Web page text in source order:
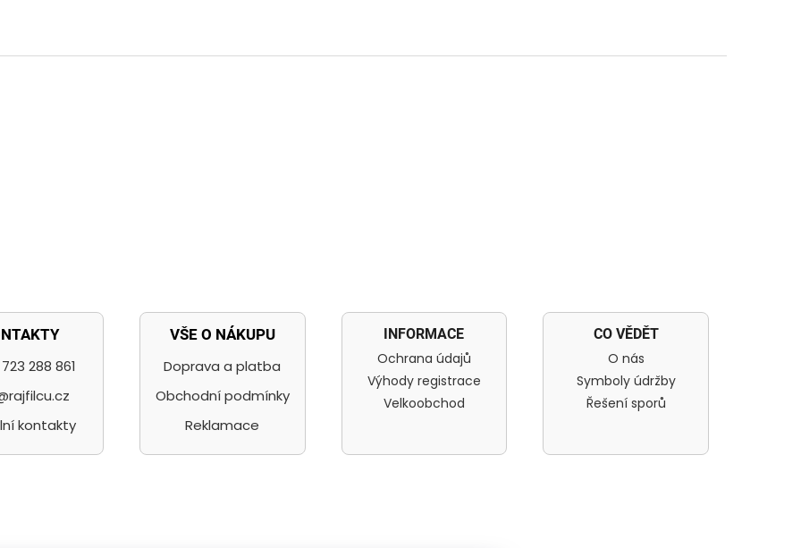
288 861
kontakty
VŠE O NÁKUPU
Doprava a platba
Obchodní podmínky
Reklamace
INFORMACE
Ochrana údajů
Výhody registrace
Velkoobchod
CO VĚDĚT
O nás
Symboly údržby
Řešení sporů